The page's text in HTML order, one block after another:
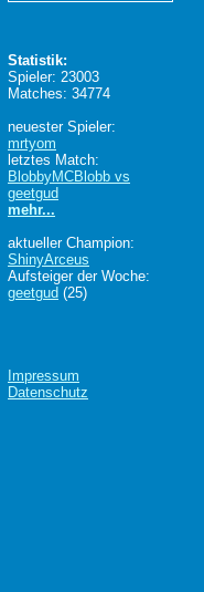
Statistik:
Spieler: 23003
Matches: 34774
neuester Spieler:
mrtyom
letztes Match:
BlobbyMCBlobb vs
geetgud
mehr...
aktueller Champion:
ShinyArceus
Aufsteiger der Woche:
geetgud (25)
Impressum
Datenschutz